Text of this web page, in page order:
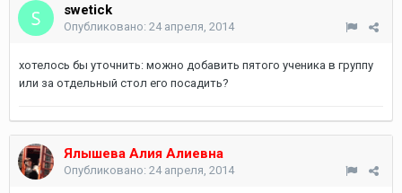
swetick
Опубликовано: 24 апреля, 2014
хотелось бы уточнить: можно добавить пятого ученика в группу
или за отдельный стол его посадить?
Ялышева Алия Алиевна
Опубликовано: 24 апреля, 2014